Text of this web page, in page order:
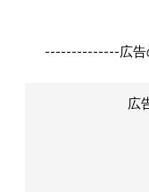
--------------広告
広